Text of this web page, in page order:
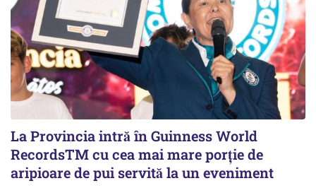
La Provincia intră în Guinness World
RecordsTM cu cea mai mare porție de
aripioare de pui servită la un eveniment